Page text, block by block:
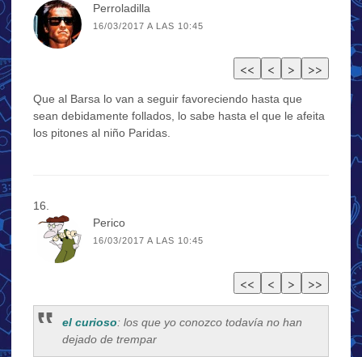
Perroladilla
16/03/2017 A LAS 10:45
Que al Barsa lo van a seguir favoreciendo hasta que
sean debidamente follados, lo sabe hasta el que le afeita
los pitones al niño Paridas.
Perico
16/03/2017 A LAS 10:45
el curioso: los que yo conozco todavía no han
dejado de trempar